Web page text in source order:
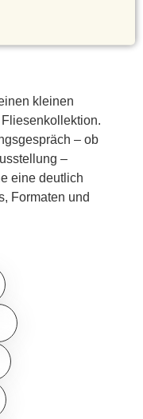
kleinen
– ob
–
eine deutlich
Formaten und